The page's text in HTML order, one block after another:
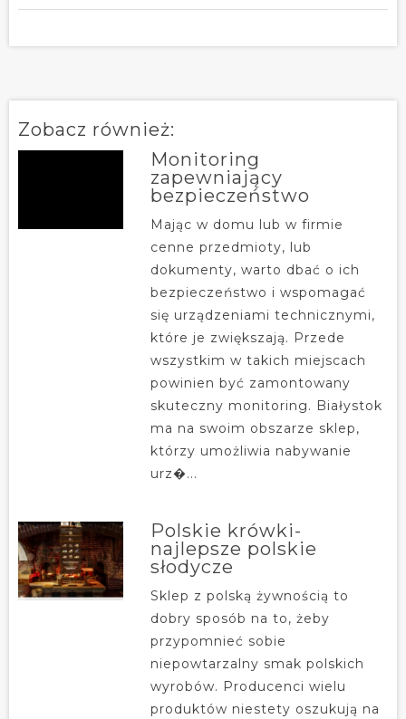
Zobacz również:
Monitoring
zapewniający
bezpieczeństwo
Mając w domu lub w firmie
cenne przedmioty, lub
dokumenty, warto dbać o ich
bezpieczeństwo i wspomagać
się urządzeniami technicznymi,
które je zwiększają. Przede
wszystkim w takich miejscach
powinien być zamontowany
skuteczny monitoring. Białystok
ma na swoim obszarze sklep,
którzy umożliwia nabywanie
urz�...
Polskie krówki-
najlepsze polskie
słodycze
Sklep z polską żywnością to
dobry sposób na to, żeby
przypomnieć sobie
niepowtarzalny smak polskich
wyrobów. Producenci wielu
produktów niestety oszukują na